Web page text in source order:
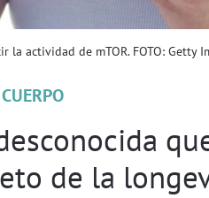
actividad de mTOR. FOTO: Getty
CUERPO
de la